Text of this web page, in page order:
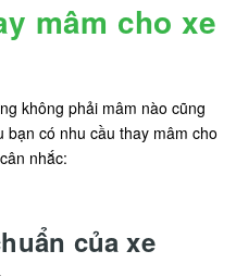
mâm cho xe
không phải mâm nào cũng
bạn có nhu cầu thay mâm cho
nhắc:
của xe